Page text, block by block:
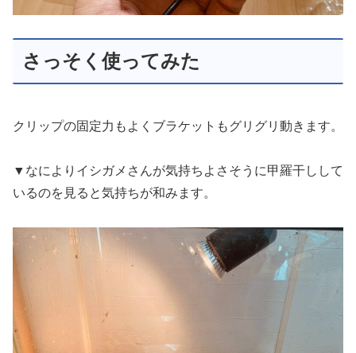
さっそく使ってみた
クリップの固定力もよくブラケットもグリグリ動きます。
▼なによりイシガメさんが気持ちよさそうに甲羅干しして
いるのを見ると気持ちが和みます。